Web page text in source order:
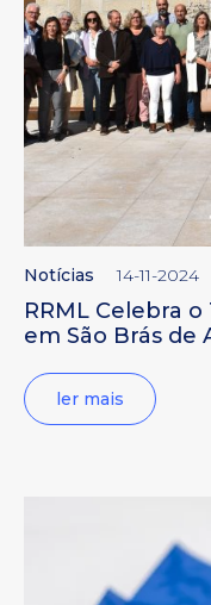
Notícias 14-11-2024
RRML Celebra
em São Brás de
ler mais